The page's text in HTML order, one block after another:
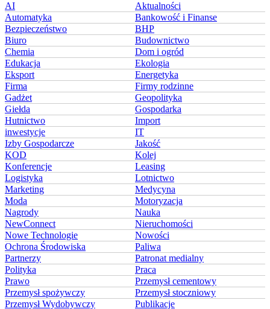
AI
Aktualności
Automatyka
Bankowość i Finanse
Bezpieczeństwo
BHP
Biuro
Budownictwo
Chemia
Dom i ogród
Edukacja
Ekologia
Eksport
Energetyka
Firma
Firmy rodzinne
Gadżet
Geopolityka
Giełda
Gospodarka
Hutnictwo
Import
inwestycje
IT
Izby Gospodarcze
Jakość
KOD
Kolej
Konferencje
Leasing
Logistyka
Lotnictwo
Marketing
Medycyna
Moda
Motoryzacja
Nagrody
Nauka
NewConnect
Nieruchomości
Nowe Technologie
Nowości
Ochrona Środowiska
Paliwa
Partnerzy
Patronat medialny
Polityka
Praca
Prawo
Przemysł cementowy
Przemysł spożywczy
Przemysł stoczniowy
Przemysł Wydobywczy
Publikacje